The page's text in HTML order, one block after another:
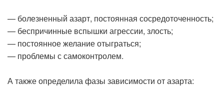
— болезненный азарт, постоянная сосредоточенность;
— беспричинные вспышки агрессии, злость;
— постоянное желание отыграться;
— проблемы с самоконтролем.
А также определила фазы зависимости от азарта: